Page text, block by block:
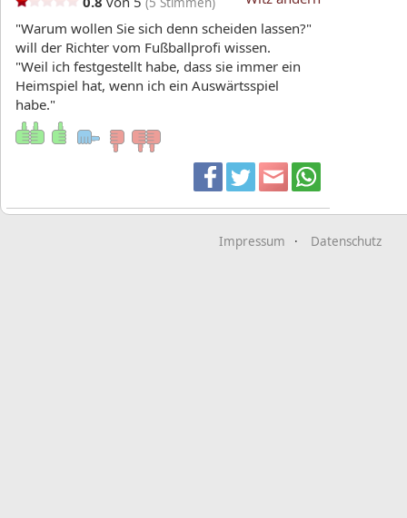
"Warum wollen Sie sich denn scheiden lassen?"
will der Richter vom Fußballprofi wissen.
"Weil ich festgestellt habe, dass sie immer ein
Heimspiel hat, wenn ich ein Auswärtsspiel
habe."
Impressum Datenschutz